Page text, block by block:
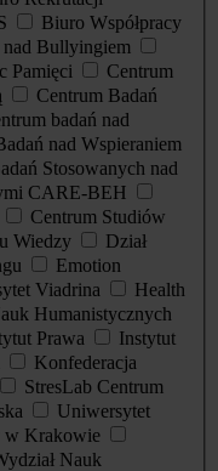
Biuro Współpracy
nad Bullyingiem
Pamięci
Centrum
Centrum Badań
badań nad
nad Wspieraniem
Stosowanych nad
CARE-BEH
Centrum Studiów
Wiedzy
Dział
Emotion
Viadrina
Health
Humanistycznych
Prawa
Instytut
Konfederacja
StresLab Centrum
Uniwersytet
w Krakowie
Nauk